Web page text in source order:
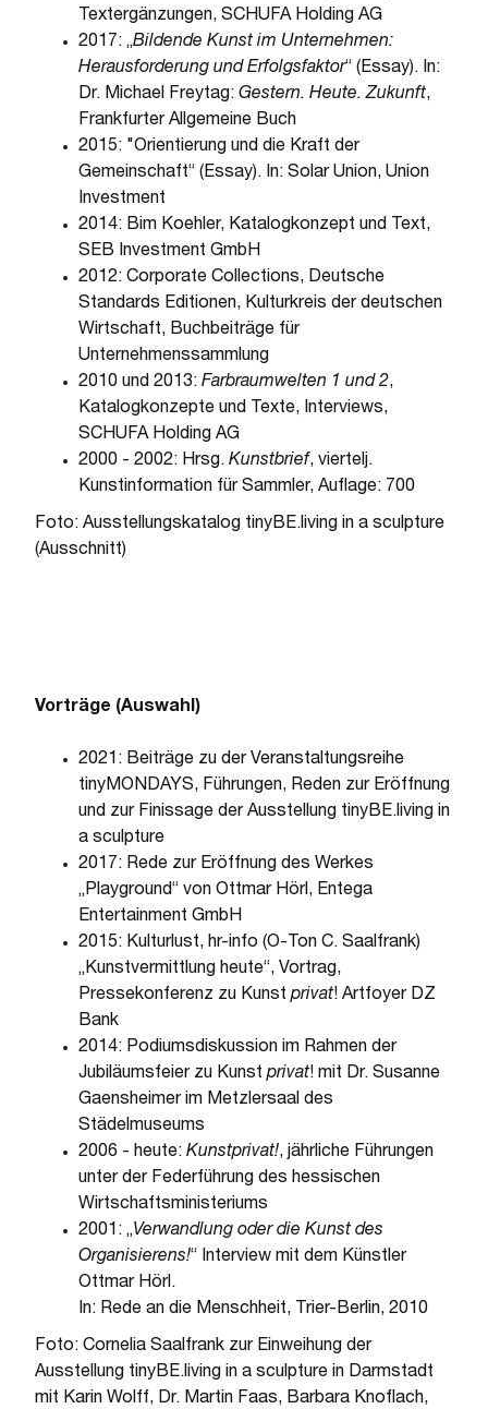
Textergänzungen, SCHUFA Holding AG
2017: „Bildende Kunst im Unternehmen:
Herausforderung und Erfolgsfaktor“ (Essay). In:
Dr. Michael Freytag: Gestern. Heute. Zukunft,
Frankfurter Allgemeine Buch
2015: "Orientierung und die Kraft der
Gemeinschaft“ (Essay). In: Solar Union, Union
Investment
2014: Bim Koehler, Katalogkonzept und Text,
SEB Investment GmbH
2012: Corporate Collections, Deutsche
Standards Editionen, Kulturkreis der deutschen
Wirtschaft, Buchbeiträge für
Unternehmenssammlung
2010 und 2013: Farbraumwelten 1 und 2,
Katalogkonzepte und Texte, Interviews,
SCHUFA Holding AG
2000 - 2002: Hrsg. Kunstbrief, viertelj.
Kunstinformation für Sammler, Auflage: 700
Foto: Ausstellungskatalog tinyBE.living in a sculpture
(Ausschnitt)
Vorträge (Auswahl)
2021: Beiträge zu der Veranstaltungsreihe
tinyMONDAYS, Führungen, Reden zur Eröffnung
und zur Finissage der Ausstellung tinyBE.living in
a sculpture
2017: Rede zur Eröffnung des Werkes
„Playground“ von Ottmar Hörl, Entega
Entertainment GmbH
2015: Kulturlust, hr-info (O-Ton C. Saalfrank)
„Kunstvermittlung heute“, Vortrag,
Pressekonferenz zu Kunstprivat! Artfoyer DZ
Bank
2014: Podiumsdiskussion im Rahmen der
Jubiläumsfeier zu Kunstprivat! mit Dr. Susanne
Gaensheimer im Metzlersaal des
Städelmuseums
2006 - heute: Kunstprivat!, jährliche Führungen
unter der Federführung des hessischen
Wirtschaftsministeriums
2001: „Verwandlung oder die Kunst des
Organisierens!“ Interview mit dem Künstler
Ottmar Hörl.
In: Rede an die Menschheit, Trier-Berlin, 2010
Foto: Cornelia Saalfrank zur Einweihung der
Ausstellung tinyBE.living in a sculpture in Darmstadt
mit Karin Wolff, Dr. Martin Faas, Barbara Knoflach,